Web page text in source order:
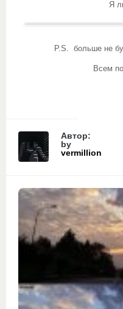
Я
P.S. больше не
Всем
Автор:
by
vermillion